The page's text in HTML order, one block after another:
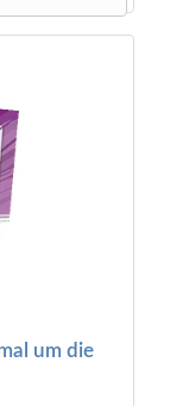
um die